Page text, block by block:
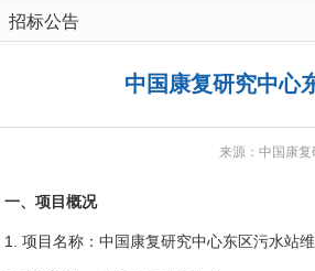
招标公告
中国康复研究中心
来源：中国康复
一、项目概况
1. 项目名称：中国康复研究中心东区污水站